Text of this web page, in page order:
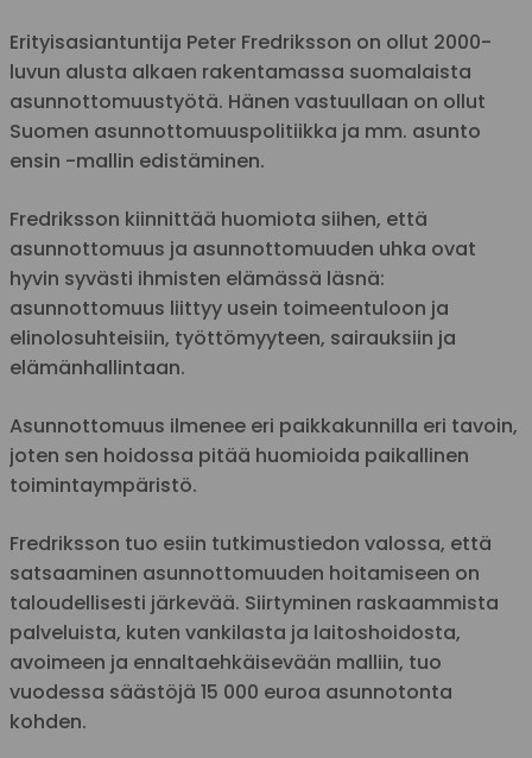
Erityisasiantuntija Peter Fredriksson on ollut 2000-
luvun alusta alkaen rakentamassa suomalaista
asunnottomuustyötä. Hänen vastuullaan on ollut
Suomen asunnottomuuspolitiikka ja mm. asunto
ensin -mallin edistäminen.
Fredriksson kiinnittää huomiota siihen, että
asunnottomuus ja asunnottomuuden uhka ovat
hyvin syvästi ihmisten elämässä läsnä:
asunnottomuus liittyy usein toimeentuloon ja
elinolosuhteisiin, työttömyyteen, sairauksiin ja
elämänhallintaan.
Asunnottomuus ilmenee eri paikkakunnilla eri tavoin,
joten sen hoidossa pitää huomioida paikallinen
toimintaympäristö.
Fredriksson tuo esiin tutkimustiedon valossa, että
satsaaminen asunnottomuuden hoitamiseen on
taloudellisesti järkevää. Siirtyminen raskaammista
palveluista, kuten vankilasta ja laitoshoidosta,
avoimeen ja ennaltaehkäisevään malliin, tuo
vuodessa säästöjä 15 000 euroa asunnotonta
kohden.